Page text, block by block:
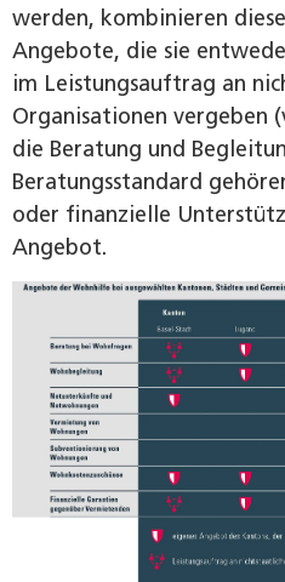
werden, kombinieren
Angebote, die sie
im Leistungsauftrag an
Organisationen vergeben
die Beratung und
Beratungsstandard
oder finanzielle
Angebot.